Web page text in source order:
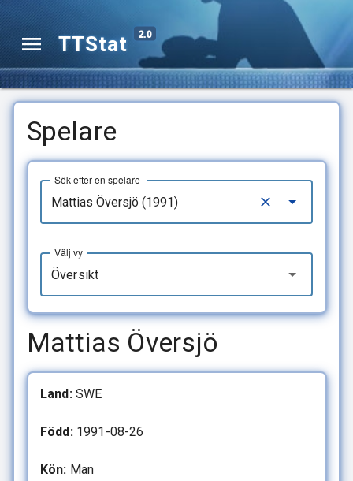
TTStat 2.0
Spelare
Sök efter en spelare
Översikt
Välj vy
Mattias Översjö
Land:SWE
Född:1991-08-26
Kön: Man